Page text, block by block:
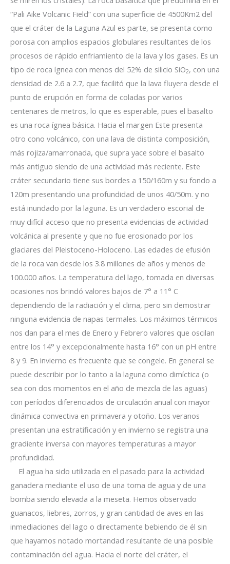
“Pali Aike Volcanic Field” con una superficie de 4500Km2 del
que el cráter de la Laguna Azul es parte, se presenta como
porosa con amplios espacios globulares resultantes de los
procesos de rápido enfriamiento de la lava y los gases. Es un
tipo de roca ígnea con menos del 52% de silicio SiO2, con una
densidad de 2.6 a 2.7, que facilitó que la lava fluyera desde el
punto de erupción en forma de coladas por varios
centenares de metros, lo que es esperable, pues el basalto
es una roca ígnea básica. Hacia el margen Este presenta
otro cono volcánico, con una lava de distinta composición,
más rojiza/amarronada, que supra yace sobre el basalto
más antiguo siendo de una actividad más reciente. Este
cráter secundario tiene sus bordes a 150/160m y su fondo a
120m presentando una profundidad de unos 40/50m. y no
está inundado por la laguna. Es un verdadero escorial de
muy difícil acceso que no presenta evidencias de actividad
volcánica al presente y que no fue erosionado por los
glaciares del Pleistoceno-Holoceno. Las edades de efusión
de la roca van desde los 3.8 millones de años y menos de
100.000 años. La temperatura del lago, tomada en diversas
ocasiones nos brindó valores bajos de 7° a 11° C
dependiendo de la radiación y el clima, pero sin demostrar
ninguna evidencia de napas termales. Los máximos térmicos
nos dan para el mes de Enero y Febrero valores que oscilan
entre los 14° y excepcionalmente hasta 16° con un pH entre
8 y 9. En invierno es frecuente que se congele. En general se
puede describir por lo tanto a la laguna como dimíctica (o
sea con dos momentos en el año de mezcla de las aguas)
con períodos diferenciados de circulación anual con mayor
dinámica convectiva en primavera y otoño. Los veranos
presentan una estratificación y en invierno se registra una
gradiente inversa con mayores temperaturas a mayor
profundidad.
El agua ha sido utilizada en el pasado para la actividad
ganadera mediante el uso de una toma de agua y de una
bomba siendo elevada a la meseta. Hemos observado
guanacos, liebres, zorros, y gran cantidad de aves en las
inmediaciones del lago o directamente bebiendo de él sin
que hayamos notado mortandad resultante de una posible
contaminación del agua. Hacia el norte del cráter, el